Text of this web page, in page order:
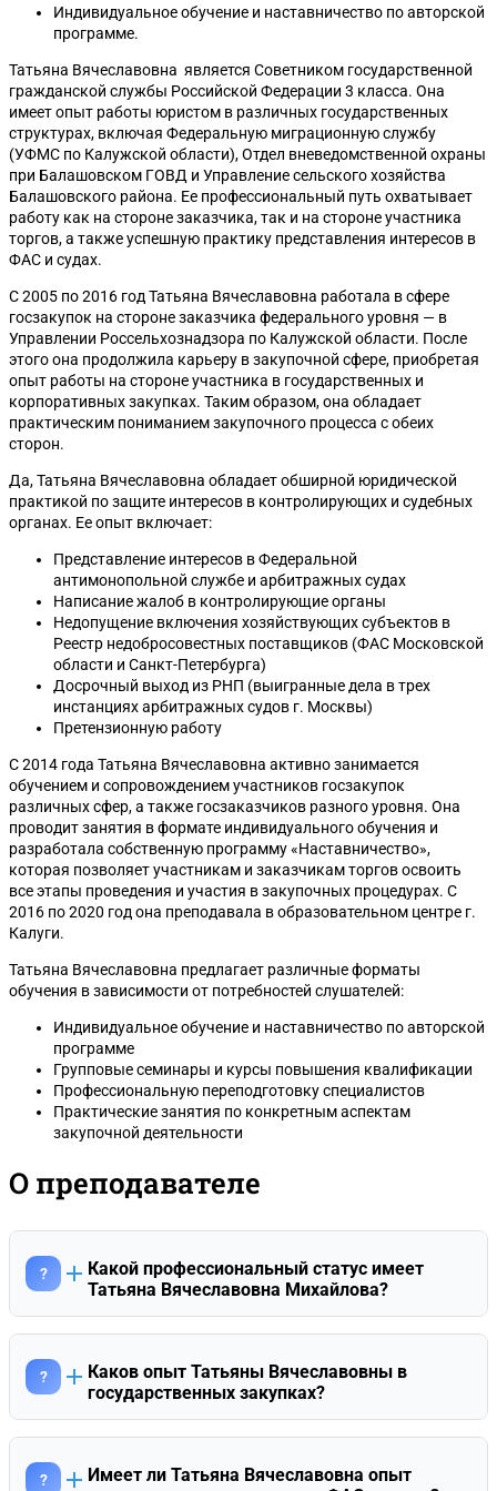
Индивидуальное обучение и наставничество по авторской
программе.
Татьяна Вячеславовна является Советником государственной
гражданской службы Российской Федерации 3 класса. Она
имеет опыт работы юристом в различных государственных
структурах, включая Федеральную миграционную службу
(УФМС по Калужской области), Отдел вневедомственной охраны
при Балашовском ГОВД и Управление сельского хозяйства
Балашовского района. Ее профессиональный путь охватывает
работу как на стороне заказчика, так и на стороне участника
торгов, а также успешную практику представления интересов в
ФАС и судах.
С 2005 по 2016 год Татьяна Вячеславовна работала в сфере
госзакупок на стороне заказчика федерального уровня — в
Управлении Россельхознадзора по Калужской области. После
этого она продолжила карьеру в закупочной сфере, приобретая
опыт работы на стороне участника в государственных и
корпоративных закупках. Таким образом, она обладает
практическим пониманием закупочного процесса с обеих
сторон.
Да, Татьяна Вячеславовна обладает обширной юридической
практикой по защите интересов в контролирующих и судебных
органах. Ее опыт включает:
Представление интересов в Федеральной
антимонопольной службе и арбитражных судах
Написание жалоб в контролирующие органы
Недопущение включения хозяйствующих субъектов в
Реестр недобросовестных поставщиков (ФАС Московской
области и Санкт-Петербурга)
Досрочный выход из РНП (выигранные дела в трех
инстанциях арбитражных судов г. Москвы)
Претензионную работу
С 2014 года Татьяна Вячеславовна активно занимается
обучением и сопровождением участников госзакупок
различных сфер, а также госзаказчиков разного уровня. Она
проводит занятия в формате индивидуального обучения и
разработала собственную программу «Наставничество»,
которая позволяет участникам и заказчикам торгов освоить
все этапы проведения и участия в закупочных процедурах. С
2016 по 2020 год она преподавала в образовательном центре г.
Калуги.
Татьяна Вячеславовна предлагает различные форматы
обучения в зависимости от потребностей слушателей:
Индивидуальное обучение и наставничество по авторской
программе
Групповые семинары и курсы повышения квалификации
Профессиональную переподготовку специалистов
Практические занятия по конкретным аспектам
закупочной деятельности
О преподавателе
?
Какой профессиональный статус имеет
Татьяна Вячеславовна Михайлова?
Федерации 3 класса. Она имеет опыт работы юристом в
различных государственных структурах, включая
Балашовского района. Ее профессиональный путь
?
Каков опыт Татьяны Вячеславовны в
государственных закупках?
Управлении Россельхознадзора по Калужской области.
?
Имеет ли Татьяна Вячеславовна опыт